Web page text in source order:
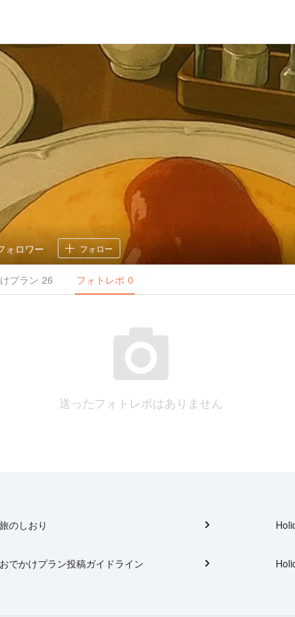
ォロワー フォロー
プラン 26 フォトレポ 0
送ったフォトレポはありません
旅のしおり
おでかけプラン投稿ガイドライン